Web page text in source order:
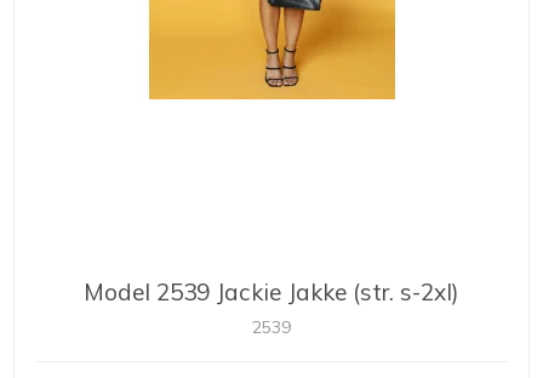
Model 2539 Jackie Jakke (str. s-2xl)
2539